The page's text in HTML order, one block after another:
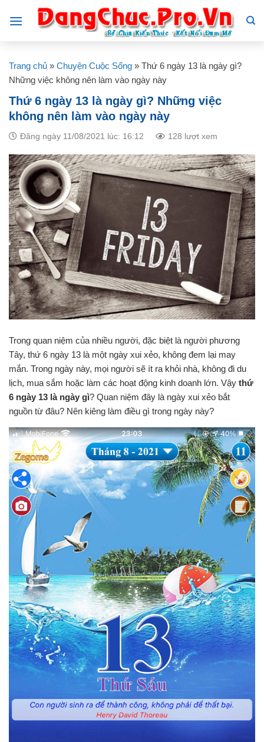
Trang chủ » Chuyện Cuộc Sống » Thứ 6 ngày 13 là ngày gì?
Những việc không nên làm vào ngày này
Thứ 6 ngày 13 là ngày gì? Những việc
không nên làm vào ngày này
Đăng ngày 11/08/2021 lúc: 16:12 128 lượt xem
Trong quan niệm của nhiều người, đặc biệt là người phương
Tây, thứ 6 ngày 13 là một ngày xui xẻo, không đem lại may
mắn. Trong ngày này, mọi người sẽ ít ra khỏi nhà, không đi du
lịch, mua sắm hoặc làm các hoạt động kinh doanh lớn. Vậy thứ
6 ngày 13 là ngày gì? Quan niệm đây là ngày xui xẻo bắt
nguồn từ đâu? Nên kiêng làm điều gì trong ngày này?